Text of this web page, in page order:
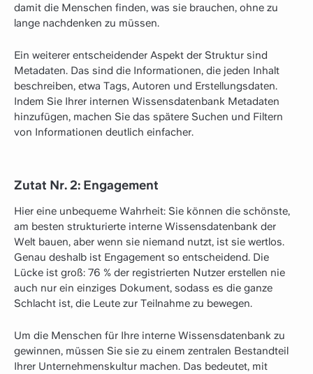
damit die Menschen finden, was sie brauchen, ohne zu
lange nachdenken zu müssen.
Ein weiterer entscheidender Aspekt der Struktur sind
Metadaten. Das sind die Informationen, die jeden Inhalt
beschreiben, etwa Tags, Autoren und Erstellungsdaten.
Indem Sie Ihrer internen Wissensdatenbank Metadaten
hinzufügen, machen Sie das spätere Suchen und Filtern
von Informationen deutlich einfacher.
Zutat Nr. 2: Engagement
Hier eine unbequeme Wahrheit: Sie können die schönste,
am besten strukturierte interne Wissensdatenbank der
Welt bauen, aber wenn sie niemand nutzt, ist sie wertlos.
Genau deshalb ist Engagement so entscheidend. Die
Lücke ist groß: 76 % der registrierten Nutzer erstellen nie
auch nur ein einziges Dokument, sodass es die ganze
Schlacht ist, die Leute zur Teilnahme zu bewegen.
Um die Menschen für Ihre interne Wissensdatenbank zu
gewinnen, müssen Sie sie zu einem zentralen Bestandteil
Ihrer Unternehmenskultur machen. Das bedeutet, mit